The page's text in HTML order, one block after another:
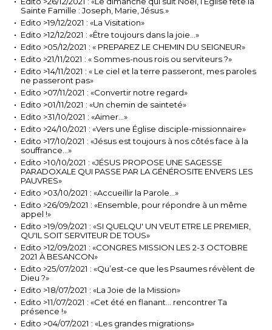
Sainte Famille : Joseph, Marie, Jésus.»
Edito >19/12/2021 : «La Visitation»
Edito >12/12/2021 : «Être toujours dans la joie…»
Edito >05/12/2021 : « PREPAREZ LE CHEMIN DU SEIGNEUR»
Edito >21/11/2021 : « Sommes-nous rois ou serviteurs ?»
Edito >14/11/2021 : « Le ciel et la terre passeront, mes paroles
ne passeront pas»
Edito >07/11/2021 : «Convertir notre regard»
Edito >01/11/2021 : «Un chemin de sainteté»
Edito >31/10/2021 : «Aimer...»
Edito >24/10/2021 : «Vers une Église disciple-missionnaire»
Edito >17/10/2021 : «Jésus est toujours à nos côtés face à la
souffrance…»
Edito >10/10/2021 : «JÉSUS PROPOSE UNE SAGESSE
PARADOXALE QUI PASSE PAR LA GÉNÉROSITE ENVERS LES
PAUVRES»
Edito >03/10/2021 : «Accueillir la Parole...»
Edito >26/09/2021 : «Ensemble, pour répondre à un même
appel !»
Edito >19/09/2021 : «SI QUELQU' UN VEUT ETRE LE PREMIER,
QU'IL SOIT SERVITEUR DE TOUS»
Edito >12/09/2021 : «CONGRES MISSION LES 2-3 OCTOBRE
2021 À BESANCON»
Edito >25/07/2021 : «Qu’est-ce que les Psaumes révèlent de
Dieu ?»
Edito >18/07/2021 : «La Joie de la Mission»
Edito >11/07/2021 : «Cet été en flanant... rencontrer Ta
présence !»
Edito >04/07/2021 : «Les grandes migrations»